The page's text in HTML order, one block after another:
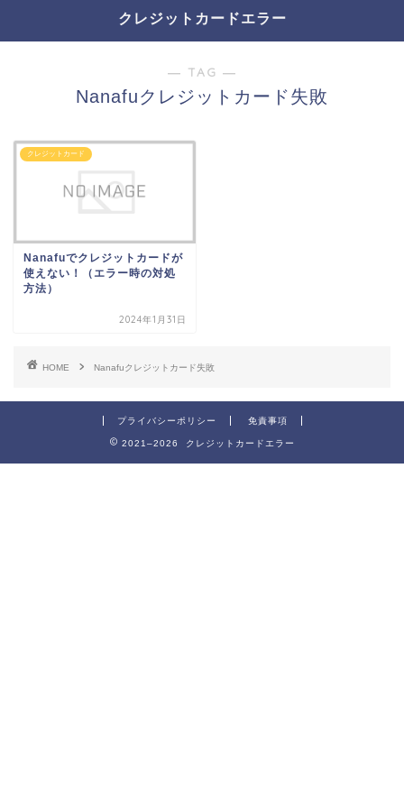
クレジットカードエラー
― TAG ―
Nanafuクレジットカード失敗
クレジットカード
Nanafuでクレジットカードが
使えない！（エラー時の対処
方法）
2024年1月31日
HOME Nanafuクレジットカード失敗
プライバシーポリシー 免責事項
2021–2026 クレジットカードエラー